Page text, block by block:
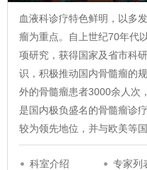
血液科诊疗特色鲜明，以多
瘤为重点。自上世纪70年代
项研究，获得国家及省市科
识，积极推动国内骨髓瘤的
外的骨髓瘤患者3000余人次
是国内极负盛名的骨髓瘤诊
较为领先地位，并与欧美等
科室介绍 专家列